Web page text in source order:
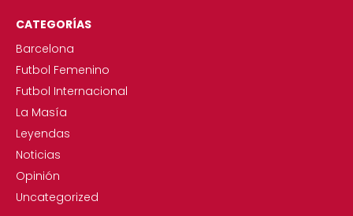
CATEGORÍAS
Barcelona
Futbol Femenino
Futbol Internacional
La Masía
Leyendas
Noticias
Opinión
Uncategorized